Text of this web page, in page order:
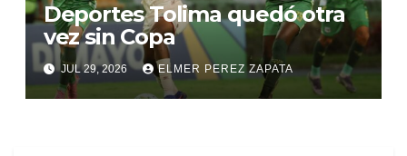
Deportes Tolima quedó otra
vez sin Copa
JUL 29, 2026 ELMER PEREZ ZAPATA